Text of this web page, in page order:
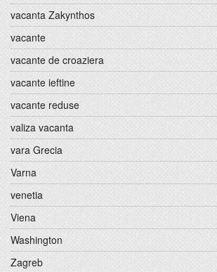
vacanta Zakynthos
vacante
vacante de croaziera
vacante ieftine
vacante reduse
valiza vacanta
vara Grecia
Varna
venetia
Viena
Washington
Zagreb